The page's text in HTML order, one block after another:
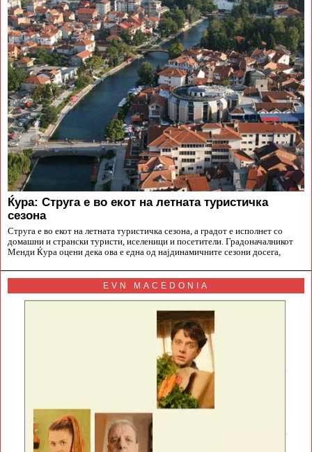
Ќура: Струга е во екот на летната туристичка
сезона
Струга е во екот на летната туристичка сезона, а градот е исполнет со
домашни и странски туристи, иселеници и посетители. Градоначалникот
Менди Ќура оцени дека ова е една од најдинамичните сезони досега,
EVN MACEDONIA